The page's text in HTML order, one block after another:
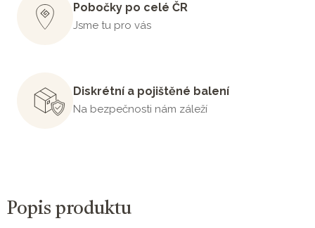
Pobočky po celé ČR
Jsme tu pro vás
Diskrétní a pojištěné balení
Na bezpečnosti nám záleží
Popis produktu